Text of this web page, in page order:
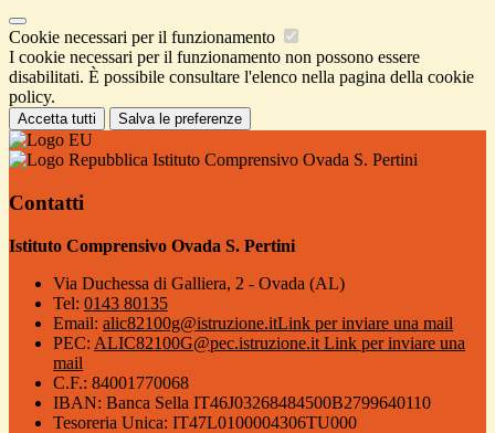
Cookie necessari per il funzionamento
I cookie necessari per il funzionamento non possono essere
disabilitati. È possibile consultare l'elenco nella pagina della cookie
policy.
Accetta tutti Salva le preferenze
Istituto Comprensivo Ovada S. Pertini
Contatti
Istituto Comprensivo Ovada S. Pertini
Via Duchessa di Galliera, 2 - Ovada (AL)
Tel: 0143 80135
Email: alic82100g@istruzione.itLink per inviare una mail
PEC: ALIC82100G@pec.istruzione.it Link per inviare una
mail
C.F.: 84001770068
IBAN: Banca Sella IT46J03268484500B2799640110
Tesoreria Unica: IT47L0100004306TU000